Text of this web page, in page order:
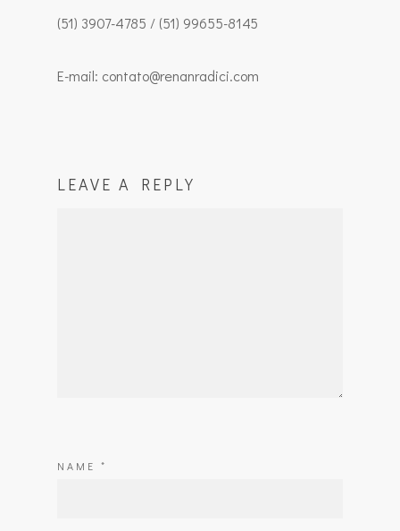
(51) 3907-4785 / (51) 99655-8145
E-mail: contato@renanradici.com
LEAVE A REPLY
NAME *